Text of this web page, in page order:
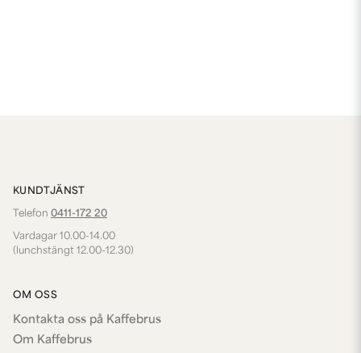
KUNDTJÄNST
Telefon 0411-172 20
Vardagar 10.00-14.00
(lunchstängt 12.00-12.30)
OM OSS
Kontakta oss på Kaffebrus
Om Kaffebrus